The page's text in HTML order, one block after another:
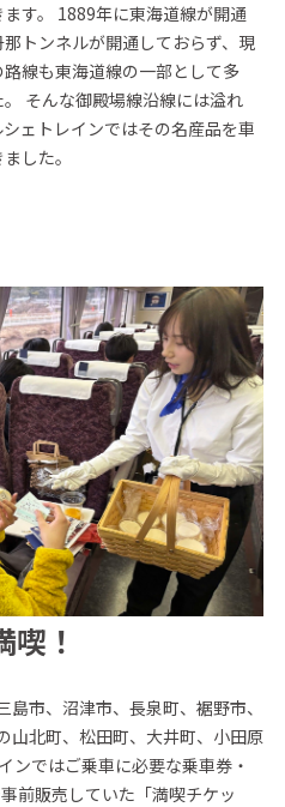
す。 1889年に東海道線が開通
トンネルが開通しておらず、現
線も東海道線の一部として多
そんな御殿場線沿線には溢れ
ェトレインではその名産品を車
した。
！
市、沼津市、長泉町、裾野市、
山北町、松田町、大井町、小田原
ンではご乗車に必要な乗車券・
前販売していた「満喫チケッ